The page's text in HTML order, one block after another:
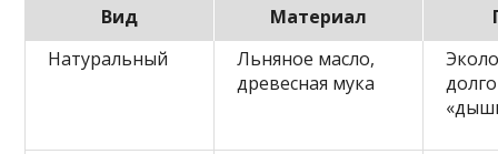
Вид Материал
Натуральный
Льняное масло,
древесная мука